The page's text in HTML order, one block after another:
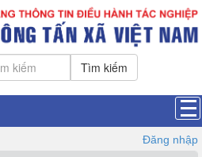
Tìm kiếm
Đăng nhập